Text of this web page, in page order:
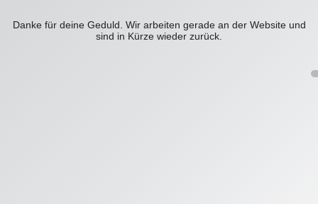
Danke für deine Geduld. Wir arbeiten gerade an der Website und
sind in Kürze wieder zurück.